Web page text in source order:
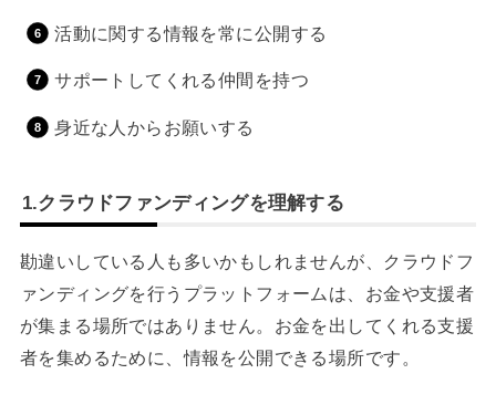
活動に関する情報を常に公開する
サポートしてくれる仲間を持つ
身近な人からお願いする
1.クラウドファンディングを理解する
勘違いしている人も多いかもしれませんが、クラウドフ
ァンディングを行うプラットフォームは、お金や支援者
が集まる場所ではありません。お金を出してくれる支援
者を集めるために、情報を公開できる場所です。